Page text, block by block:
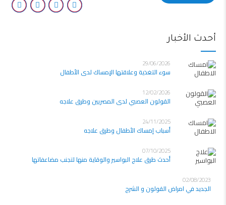
أحدث الأخبار
29/06/2026
سوء التغذية وعلاقتها الإمساك لدى الأطفال
12/02/2026
القولون العصبي لدى المصريين وطرق علاجه
24/11/2025
أسباب إمساك الأطفال وطرق علاجه
07/10/2025
أحدث طرق علاج البواسير والوقاية منها لتجنب مضاعفاتها
02/08/2023
الجديد في امراض القولون و الشرج